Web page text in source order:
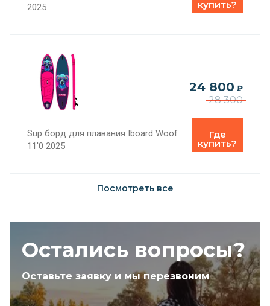
2025
купить?
28 300
24 800 ₽
Sup борд для плавания Iboard Woof
11'0 2025
Где
купить?
Посмотреть все
Остались вопросы?
Оставьте заявку и мы перезвоним